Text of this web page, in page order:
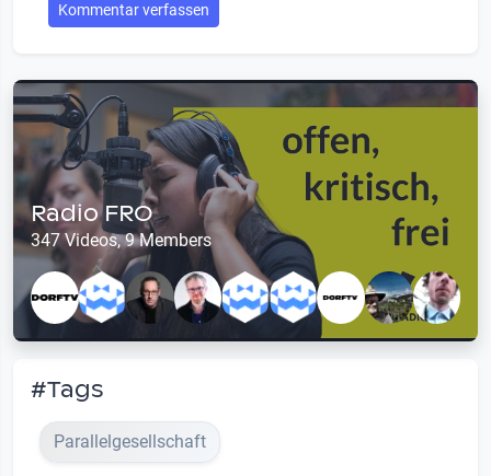
Kommentar verfassen
Radio FRO
347 Videos, 9 Members
#Tags
Parallelgesellschaft